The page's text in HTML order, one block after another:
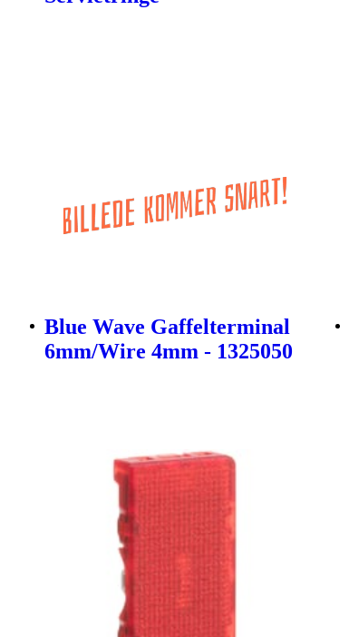
Blue Wave Gaffelterminal
6mm/Wire 4mm - 1325050